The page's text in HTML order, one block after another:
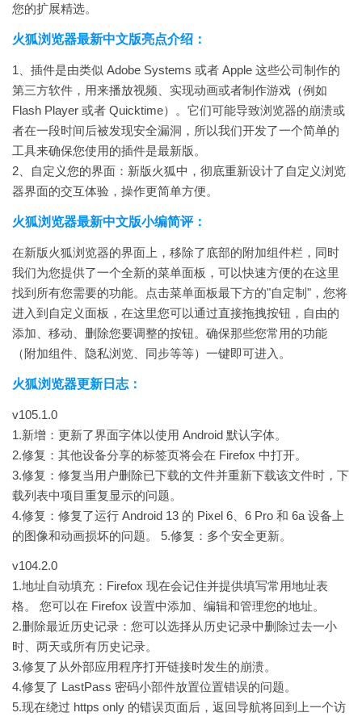
您的扩展精选。
火狐浏览器最新中文版亮点介绍：
1、插件是由类似 Adobe Systems 或者 Apple 这些公司制作的
第三方软件，用来播放视频、实现动画或者制作游戏（例如
Flash Player 或者 Quicktime）。它们可能导致浏览器的崩溃或
者在一段时间后被发现安全漏洞，所以我们开发了一个简单的
工具来确保您使用的插件是最新版。
2、自定义您的界面：新版火狐中，彻底重新设计了自定义浏览
器界面的交互体验，操作更简单方便。
火狐浏览器最新中文版小编简评：
在新版火狐浏览器的界面上，移除了底部的附加组件栏，同时
我们为您提供了一个全新的菜单面板，可以快速方便的在这里
找到所有您需要的功能。点击菜单面板最下方的"自定制"，您将
进入到自定义面板，在这里您可以通过直接拖拽按钮，自由的
添加、移动、删除您要调整的按钮。确保那些您常用的功能
（附加组件、隐私浏览、同步等等）一键即可进入。
火狐浏览器更新日志：
v105.1.0
1.新增：更新了界面字体以使用 Android 默认字体。
2.修复：其他设备分享的标签页将会在 Firefox 中打开。
3.修复：修复当用户删除已下载的文件并重新下载该文件时，下
载列表中项目重复显示的问题。
4.修复：修复了运行 Android 13 的 Pixel 6、6 Pro 和 6a 设备上
的图像和动画损坏的问题。
5.修复：多个安全更新。
v104.2.0
1.地址自动填充：Firefox 现在会记住并提供填写常用地址表
格。 您可以在 Firefox 设置中添加、编辑和管理您的地址。
2.删除最近历史记录：您可以选择从历史记录中删除过去一小
时、两天或所有历史记录。
3.修复了从外部应用程序打开链接时发生的崩溃。
4.修复了 LastPass 密码小部件放置位置错误的问题。
5.现在绕过 https only 的错误页面后，返回导航将回到上一个访